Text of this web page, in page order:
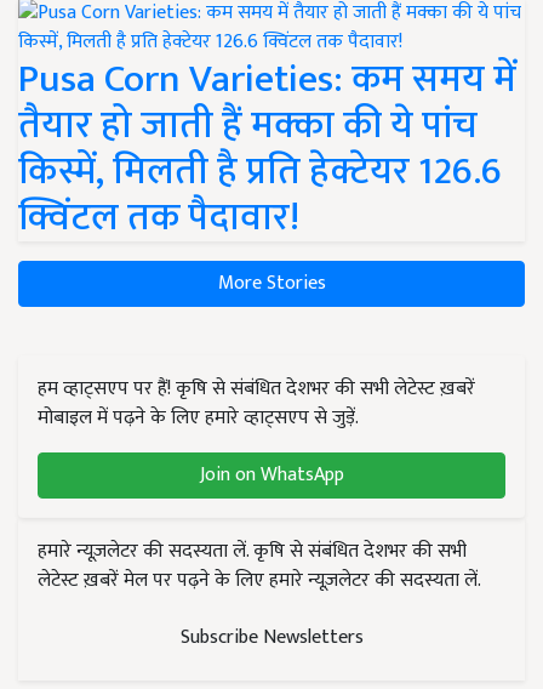
Pusa Corn Varieties: कम समय में
तैयार हो जाती हैं मक्का की ये पांच
किस्में, मिलती है प्रति हेक्टेयर 126.6
क्विंटल तक पैदावार!
More Stories
हम व्हाट्सएप पर हैं! कृषि से संबंधित देशभर की सभी लेटेस्ट ख़बरें
मोबाइल में पढ़ने के लिए हमारे व्हाट्सएप से जुड़ें.
Join on WhatsApp
हमारे न्यूज़लेटर की सदस्यता लें. कृषि से संबंधित देशभर की सभी
लेटेस्ट ख़बरें मेल पर पढ़ने के लिए हमारे न्यूज़लेटर की सदस्यता लें.
Subscribe Newsletters